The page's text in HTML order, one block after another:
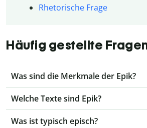
Rhetorische Frage
Häufig gestellte
Was sind die Merkmale der Epik?
Welche Texte sind Epik?
Was ist typisch episch?